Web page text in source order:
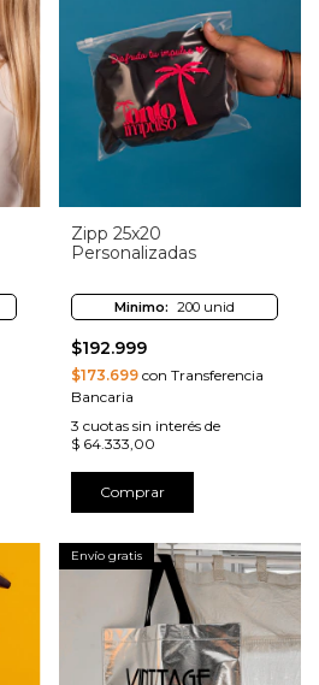
Zipp 25x20
Personalizadas
Minimo: 200 unid
$192.999
$173.699con Transferencia
Bancaria
3 cuotas sin interés de
$ 64.333,00
Comprar
Envío gratis